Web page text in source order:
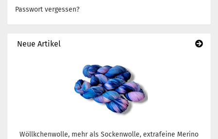
Passwort vergessen?
Neue Artikel
Wöllkchenwolle, mehr als Sockenwolle, extrafeine Merino